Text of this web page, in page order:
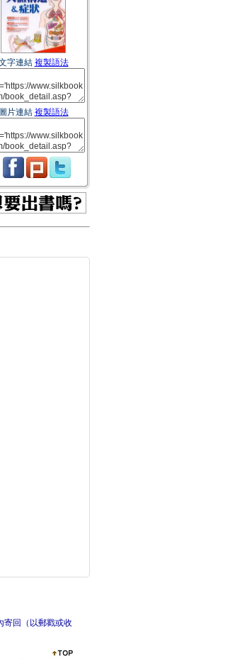
字連結 複製語法
圖片連結 複製語法
寄回（以郵戳或收